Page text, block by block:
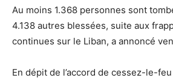
Au moins 1.368 personnes sont
4.138 autres blessées, suite aux
continues sur le Liban, a annoncé
En dépit de l’accord de cessez-le-